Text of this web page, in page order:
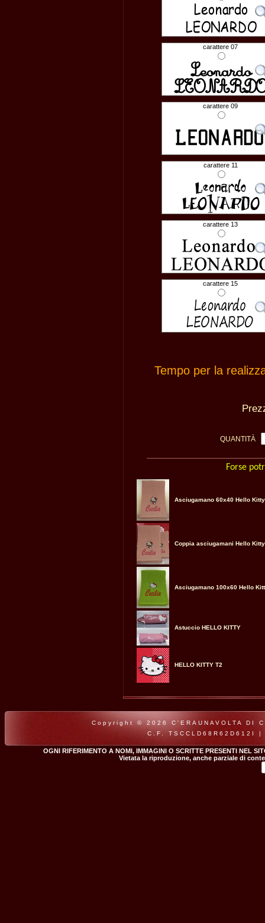
carattere 07
carattere 09
carattere 11
carattere 13
carattere 15
Tempo per la
QUANTITÀ
Forse
Asciugamano 60x40 Hello Kitty
Coppia asciugamani Hello Kitty
Asciugamano 100x60 Hello
Astuccio HELLO KITTY
HELLO KITTY T2
Copyright © 2026 C'ERAUNAVOLTA
C.F. TSCCLD68R62D612I
OGNI RIFERIMENTO A NOMI, IMMAGINI O SCRITTE PRESENTI NEL
Vietata la riproduzione, anche parziale di